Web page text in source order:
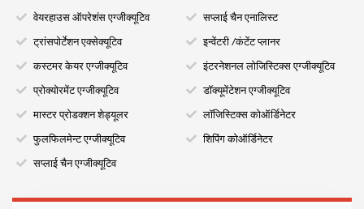
वेयरहाउस ऑपरेशंस एग्जीक्यूटिव
ट्रांसपोर्टेशन एक्सेक्यूटिव
कस्टमर केयर एग्जीक्यूटिव
प्रोक्योरमेंट एग्जीक्यूटिव
मास्टर प्रोडक्शन शेड्यूलर
फुलफिलमेन्ट एग्जीक्यूटिव
सप्लाई चैन एग्जीक्यूटिव
सप्लाई चैन एनालिस्ट
इन्वेंटरी /कंटेंट प्लानर
इंटरनेशनल लोजिस्टिक्स एग्जीक्यूटिव
डॉक्यूमेंटेशन एग्जीक्यूटिव
लॉजिस्टिक्स कोऑर्डिनेटर
शिपिंग कोऑर्डिनेटर